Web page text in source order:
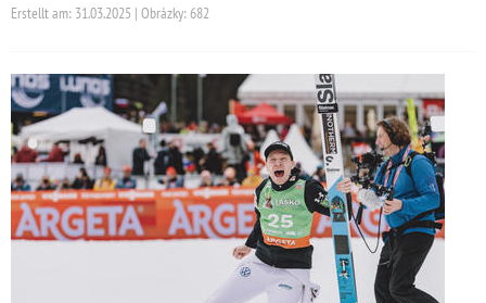
Erstellt am: 31.03.2025 | Obrázky: 682